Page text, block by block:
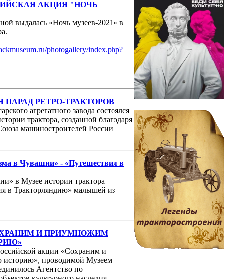
АКЦИЯ "НОЧЬ
выдалась «Ночь музеев-2021» в
photogallery/index.php?
РЕТРО-ТРАКТОРОВ
агрегатного завода состоялся
трактора, созданной благодаря
машиностроителей России.
в Чувашии» - «Путешествия в
в Музее истории трактора
в Тракторляндию» малышей из
И ПРИУМНОЖИМ
акции «Сохраним и
проводимой Музеем
Агентство по